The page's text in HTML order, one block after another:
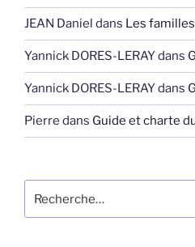
JEAN Daniel dans Les
Yannick DORES-LERAYdans
Yannick DORES-LERAYdans
Pierre dans Guide et charte
pour